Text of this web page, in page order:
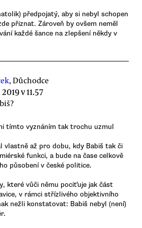
předpojatý, aby si nebyl schopen
přiznat. Zároveň by ovšem neměl
každé šance na zlepšení někdy v
, Důchodce
v 11.57
tímto vyznáním tak trochu uzmul
vlastně až pro dobu, kdy Babiš tak či
funkci, a bude na čase celkově
působení v české politice.
které vůči němu pociťuje jak část
v rámci střízlivého objektivního
nežli konstatovat: Babiš nebyl (není)